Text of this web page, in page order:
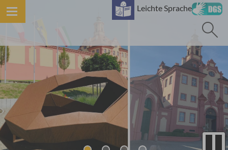
Leichte Sprache